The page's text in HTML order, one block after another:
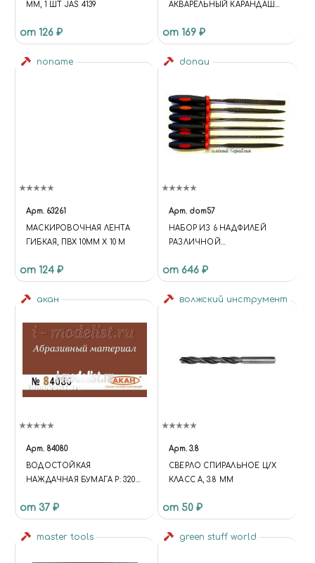
ММ, 1 ШТ JAS 4139
от 126 ₽
АКВАРЕЛЬНЫЙ КАРАНДАШ
PENCIL SEPIA
от 169 ₽
noname
Арт. 63261
МАСКИРОВОЧНАЯ ЛЕНТА
ГИБКАЯ, ПВХ 10ММ Х 10 М
от 124 ₽
donau
Арт. dom57
НАБОР ИЗ 6 НАДФИЛЕЙ
РАЗЛИЧНОЙ
ГРУБОЙ ОБРАБОТКИ С
ПЛАСТИКОВЫМИ
РУКОЯТКАМИ
от 646 ₽
акан
Арт. 84080
ВОДОСТОЙКАЯ
НАЖДАЧНАЯ БУМАГА Р: 320
ОБДИРАЮЩАЯ) 230 Х140ММ
от 37 ₽
волжский инструмент
Арт. 3.8
СВЕРЛО СПИРАЛЬНОЕ Ц/Х
КЛАСС А, 3.8 ММ
от 50 ₽
master tools green stuff world